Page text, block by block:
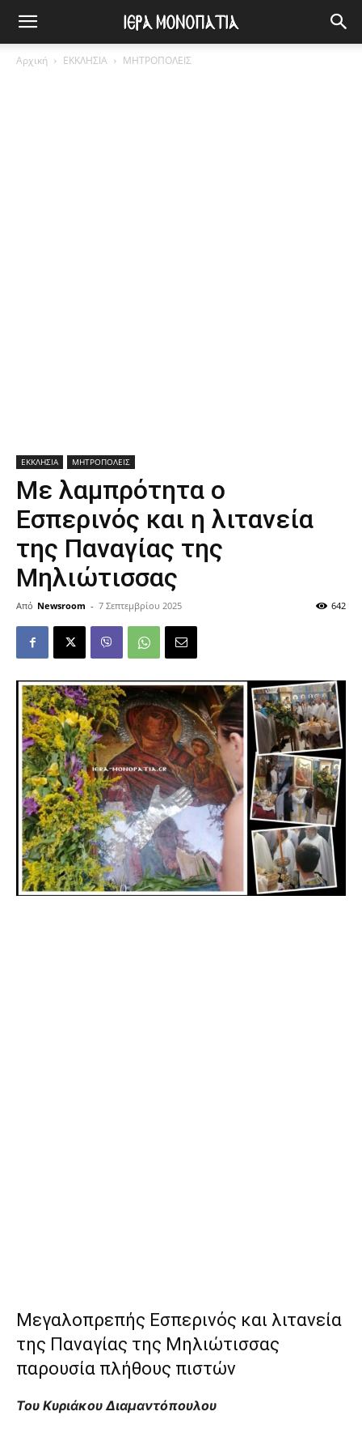
Αρχική ΕΚΚΛΗΣΙΑ ΜΗΤΡΟΠΟΛΕΙΣ
ΕΚΚΛΗΣΙΑ ΜΗΤΡΟΠΟΛΕΙΣ
Με λαμπρότητα ο
Εσπερινός και η λιτανεία
της Παναγίας της
Μηλιώτισσας
Από Newsroom - 7 Σεπτεμβρίου 2025 642
Μεγαλοπρεπής Εσπερινός και λιτανεία
της Παναγίας της Μηλιώτισσας
παρουσία πλήθους πιστών
Του Κυριάκου Διαμαντόπουλου